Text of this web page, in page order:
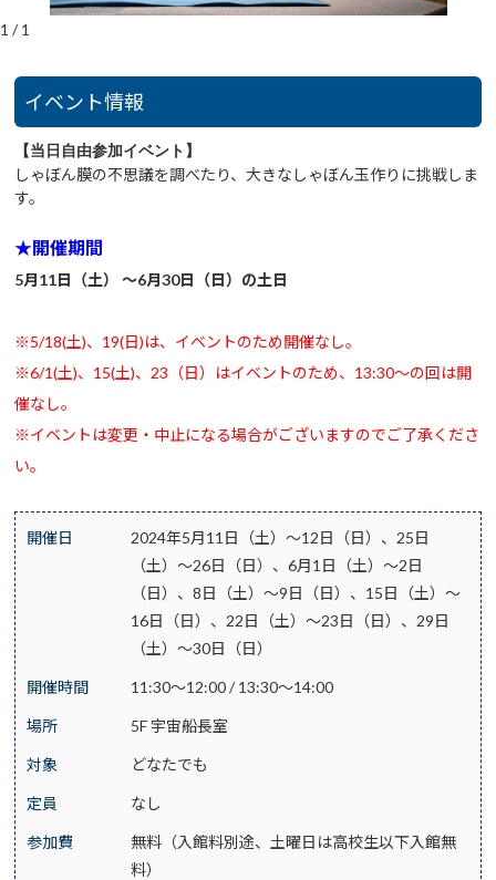
1 /1
イベント情報
【当日自由参加イベント】
しゃぼん膜の不思議を調べたり、大きなしゃぼん玉作りに挑戦しま
す。
★開催期間
5月11日（土） ～6月30日（日）の土日
※5/18(土)、19(日)は、イベントのため開催なし。
※6/1(土)、15(土)、23（日）はイベントのため、13:30～の回は開
催なし。
※イベントは変更・中止になる場合がございますのでご了承くださ
い。
開催日
2024年5月11日（土）～12日（日）、25日
（土）～26日（日）、6月1日（土）～2日
（日）、8日（土）～9日（日）、15日（土）～
16日（日）、22日（土）～23日（日）、29日
（土）～30日（日）
開催時間 11:30～12:00 / 13:30～14:00
場所 5F 宇宙船長室
対象 どなたでも
定員 なし
参加費
無料（入館料別途、土曜日は高校生以下入館無
料）